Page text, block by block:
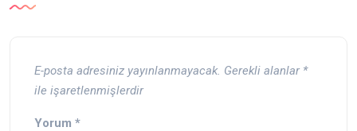
E-posta adresiniz yayınlanmayacak. Gerekli alanlar *
ile işaretlenmişlerdir
Yorum *